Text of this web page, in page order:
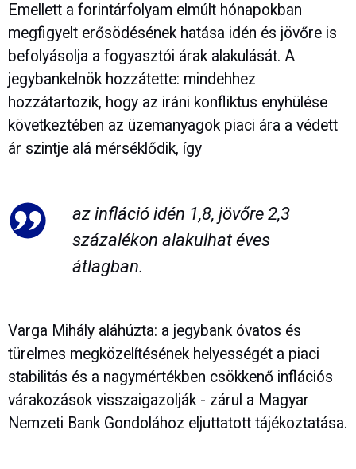
Emellett a forintárfolyam elmúlt hónapokban
megfigyelt erősödésének hatása idén és jövőre is
befolyásolja a fogyasztói árak alakulását. A
jegybankelnök hozzátette: mindehhez
hozzátartozik, hogy az iráni konfliktus enyhülése
következtében az üzemanyagok piaci ára a védett
ár szintje alá mérséklődik, így
az infláció idén 1,8, jövőre 2,3
százalékon alakulhat éves
átlagban.
Varga Mihály aláhúzta: a jegybank óvatos és
türelmes megközelítésének helyességét a piaci
stabilitás és a nagymértékben csökkenő inflációs
várakozások visszaigazolják - zárul a Magyar
Nemzeti Bank Gondolához eljuttatott tájékoztatása.